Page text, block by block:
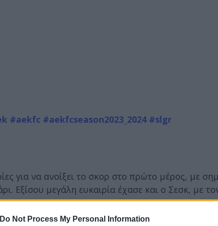
Do Not Process My Personal Information
#aekfc #aekfcseason2023_2024 #slgr
για να ανοίξει το σκορ στο πρώτο μέρος, με
Εξίσου μεγάλη ευκαιρία έχασε και ο Σεσκ, με